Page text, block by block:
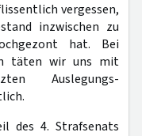
vergessen,
inzwischen zu
hat. Bei
täten wir uns mit
Auslegungs-
des 4. Strafsenats